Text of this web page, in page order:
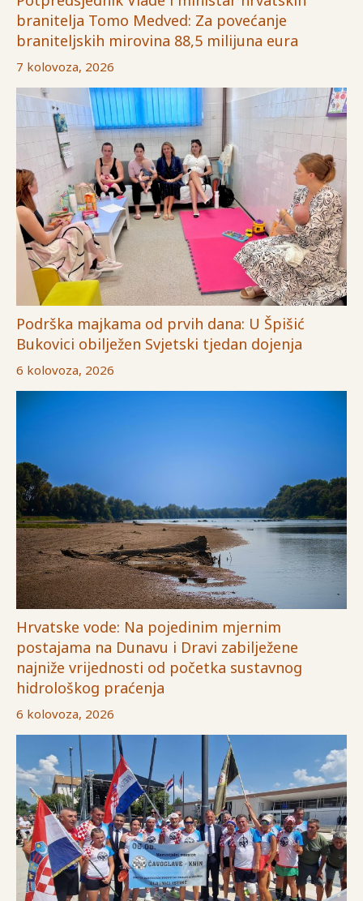
branitelja Tomo Medved: Za povećanje
braniteljskih mirovina 88,5 milijuna eura
7 kolovoza, 2026
Podrška majkama od prvih dana: U Špišić
Bukovici obilježen Svjetski tjedan dojenja
6 kolovoza, 2026
Hrvatske vode: Na pojedinim mjernim
postajama na Dunavu i Dravi zabilježene
najniže vrijednosti od početka sustavnog
hidrološkog praćenja
6 kolovoza, 2026